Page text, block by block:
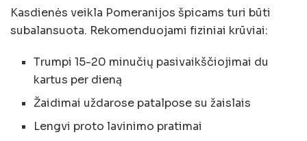
Kasdienės veikla Pomeranijos špicams turi būti
subalansuota. Rekomenduojami fiziniai krūviai:
Trumpi 15-20 minučių pasivaikščiojimai du
kartus per dieną
Žaidimai uždarose patalpose su žaislais
Lengvi proto lavinimo pratimai